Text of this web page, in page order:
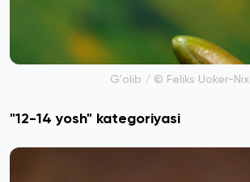
G'olib / © Feliks Uoker-Nix
"12-14 yosh" kategoriyasi